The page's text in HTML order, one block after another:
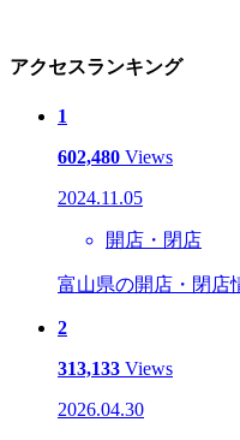
アクセスランキング
1
602,480 Views
2024.11.05
開店・閉店
富山県の開店・閉店
2
313,133 Views
2026.04.30